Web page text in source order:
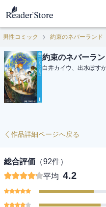
男性コミック 約束のネバーランド
約束のネバーラ
白井カイウ、出水ぽす
作品詳細ページへ戻る
総合評価 （92件）
平均 4.2